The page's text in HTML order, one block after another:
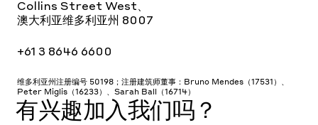
Collins Street West、
澳大利亚维多利亚州 8007
+61 3 8646 6600
维多利亚州注册编号 50198；注册建筑师董事：Bruno Mendes（17531）、
Peter Miglis（16233）、Sarah Ball（16714）
有兴趣加入我们吗？